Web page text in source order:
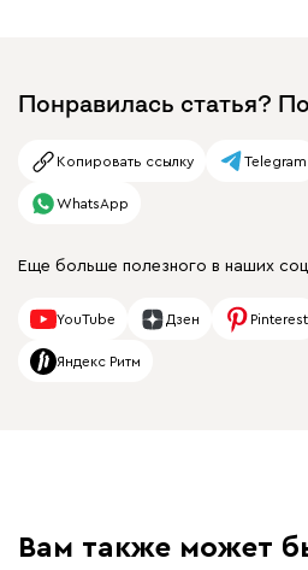
Понравилась статья?
Копировать ссылку Telegram
WhatsApp
Еще больше полезного в наших
YouTube Дзен Pinterest
Яндекс Ритм
Вам также может